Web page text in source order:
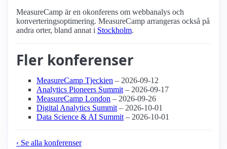
MeasureCamp är en okonferens om webbanalys och
konverteringsoptimering. MeasureCamp arrangeras också på
andra orter, bland annat i Stockholm.
Fler konferenser
MeasureCamp Tjeckien – 2026-09-12
Analytics Pioneers Summit – 2026-09-17
MeasureCamp London – 2026-09-26
Digital Analytics Summit – 2026-10-01
Data Science & AI Summit – 2026-10-01
‹ Se alla konferenser